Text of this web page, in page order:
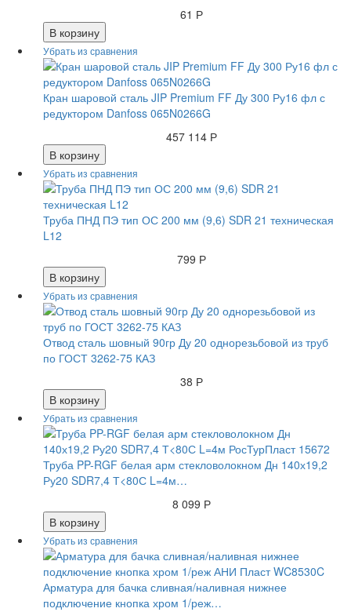
61 Р
В корзину
Кран шаровой сталь JIP Premium FF Ду 300 Ру16 фл с
редуктором Danfoss 065N0266G
457 114 Р
В корзину
Труба ПНД ПЭ тип ОС 200 мм (9,6) SDR 21 техническая
L12
799 Р
В корзину
Отвод сталь шовный 90гр Ду 20 однорезьбовой из труб
по ГОСТ 3262-75 КАЗ
38 Р
В корзину
Труба PP-RGF белая арм стекловолокном Дн 140х19,2
Ру20 SDR7,4 Т<80С L=4м…
8 099 Р
В корзину
Арматура для бачка сливная/наливная нижнее
подключение кнопка хром 1/реж…